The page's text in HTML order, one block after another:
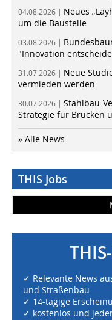
04.08.2026 | Neues
um die Baustelle
03.08.2026 |
"Innovation
31.07.2026 | Neue
vermieden werden
30.07.2026 | Stahlbau-
Strategie für Brücken
» Alle News
THIS Jobs
✓ Relevante News
und Straßenbau
✓ 14-tägige
✓ kostenlos und